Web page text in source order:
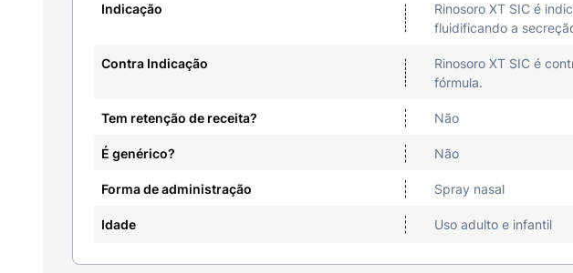
Indicação
Rinosoro XT SIC é
fluidificando a
Contra Indicação
Rinosoro XT SIC é
fórmula.
Tem retenção de receita? Não
É genérico? Não
Forma de administração Spray nasal
Idade Uso adulto e infantil